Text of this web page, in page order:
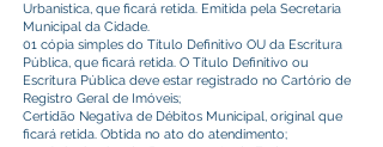
Urbanística, que ficará retida. Emitida pela Secretaria
Municipal da Cidade.
01 cópia simples do Título Definitivo OU da Escritura
Pública, que ficará retida. O Título Definitivo ou
Escritura Pública deve estar registrado no Cartório de
Registro Geral de Imóveis;
Certidão Negativa de Débitos Municipal, original que
ficará retida. Obtida no ato do atendimento;